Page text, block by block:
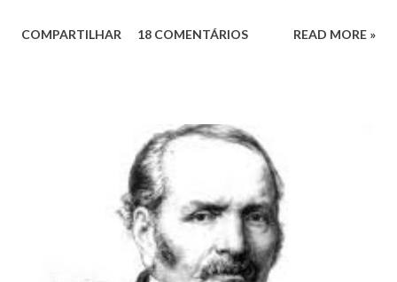
inimigos comuns: os preconceitos sociais, a rotina, o
mais rico e produtivo por ele nos é ofertado. As relações
que a Doutrina Espírita estabelece com as questões sociais
e as ciências humanas, nos faculta, nos muni de
conhecimentos, condições e recursos para atravessarmos
as nossas encarnações como Espíritos mais atuantes com o
mundo social ao qual fazemos parte.
COMPARTILHAR 18 COMENTÁRIOS READ MORE »